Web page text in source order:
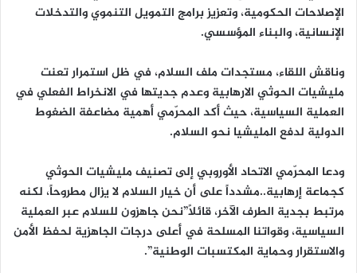
الإصلاحات الحكومية، وتعزيز برامج التمويل التنموي والتدخلات
الإنسانية، والبناء المؤسسي.
وناقش اللقاء، مستجدات ملف السلام، في ظل استمرار تعنت
مليشيات الحوثي الارهابية وعدم جديتها في الانخراط الفعلي في
العملية السياسية، حيث أكد المحرّمي أهمية مضاعفة الضغوط
الدولية لدفع المليشيا نحو السلام.
ودعا المحرّمي الاتحاد الأوروبي إلى تصنيف مليشيات الحوثي
كجماعة إرهابية..مشدداً على أن خيار السلام لا يزال مطروحاً، لكنه
مرتبط بجدية الطرف الآخر، قائلاً”نحن جاهزون للسلام عبر العملية
السياسية، وقواتنا المسلحة في أعلى درجات الجاهزية لحفظ الأمن
والاستقرار وحماية المكتسبات الوطنية”.